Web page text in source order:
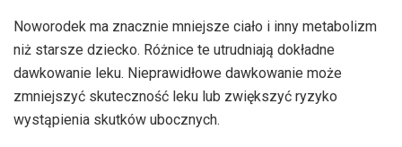
Noworodek ma znacznie mniejsze ciało i inny metabolizm
niż starsze dziecko. Różnice te utrudniają dokładne
dawkowanie leku. Nieprawidłowe dawkowanie może
zmniejszyć skuteczność leku lub zwiększyć ryzyko
wystąpienia skutków ubocznych.